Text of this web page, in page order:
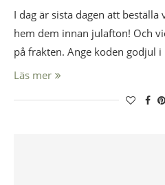
I dag är sista dagen att
hem dem innan julafton! Och
på frakten. Ange koden godjul i
Läs mer